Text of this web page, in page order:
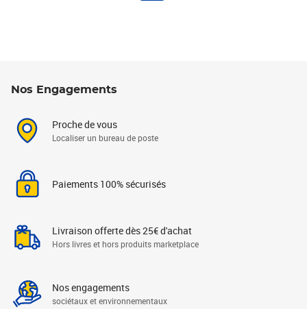
Nos Engagements
Proche de vous
Localiser un bureau de poste
Paiements 100% sécurisés
Livraison offerte dès 25€ d'achat
Hors livres et hors produits marketplace
Nos engagements
sociétaux et environnementaux